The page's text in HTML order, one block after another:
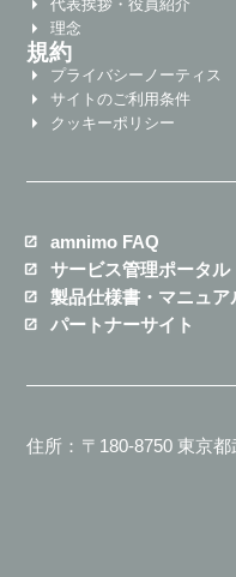
代表挨拶・役員紹介
理念
規約
プライバシーノーティス
サイトのご利用条件
クッキーポリシー
amnimo FAQ
サービス管理ポータル
製品仕様書・マニュア
パートナーサイト
住所：〒180-8750 東京